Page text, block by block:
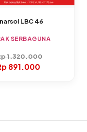
LBC 46
SERBAGUNA
1.320.000
891.000